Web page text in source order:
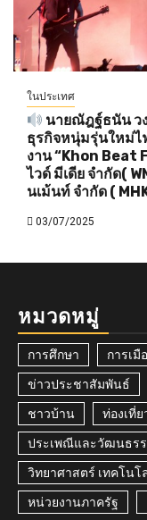
ในประเทศ
นายณัฎฐ์ธนัน ว
ธุรกิจหนุ่มรุ่นใหม่ไ
งาน “Khon Beat
ไวด์ มีเดีย จำกัด(
นเม้นท์ จำกัด (
03/07/2025
หมวดหมู่
การศึกษา การเมื
ข่าวประชาสัมพันธ์
ชาวบ้าน ท่องเที่ย
ประเพณีและวัฒนธร
วิทยาศาสตร์ เทคโนโ
หน่วยงานภาครัฐ